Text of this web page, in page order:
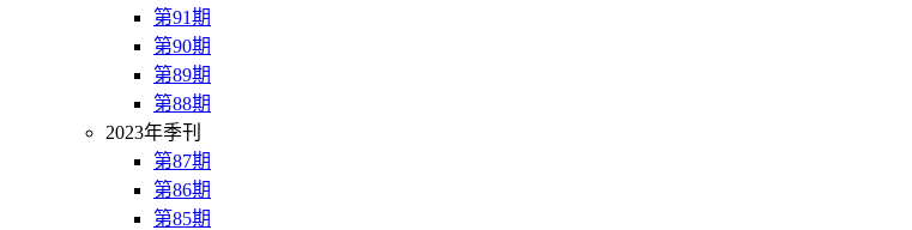
第91期
第90期
第89期
第88期
2023年季刊
第87期
第86期
第85期